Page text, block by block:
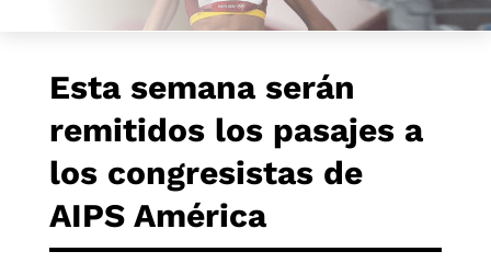
Esta semana serán
remitidos los pasajes a
los congresistas de
AIPS América